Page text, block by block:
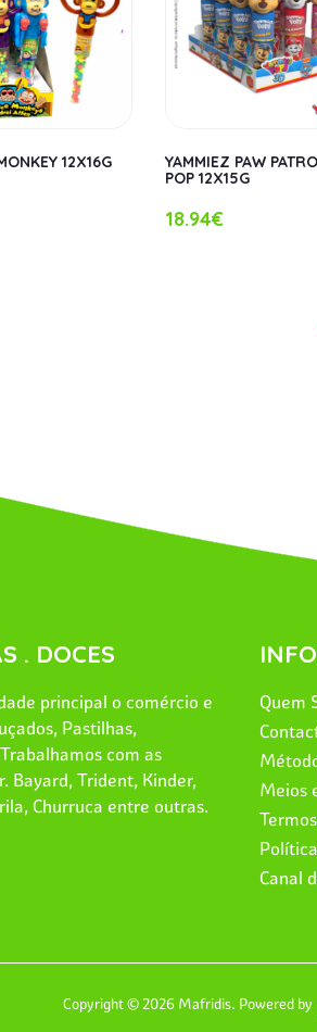
12X16G
YAMMIEZ PAW
POP 12X15G
18.94€
. DOCES
principal o comércio e
Pastilhas,
com as
Bayard, Trident, Kinder,
Churruca entre outras.
Quem
Meios
Canal
Copyright © 2026 Mafridis. Powered by